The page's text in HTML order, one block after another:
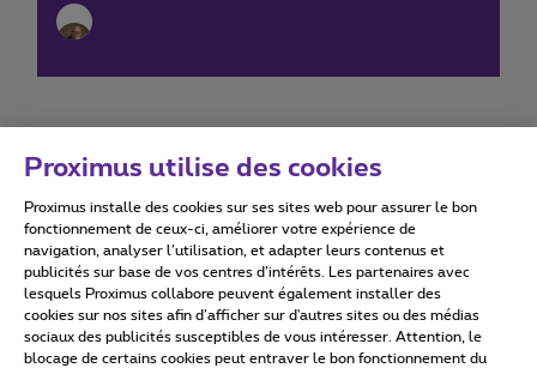
Conditions d'utilisation Accessibility statement
Tous droits réservés. © 2026 Proximus
Proximus utilise des cookies
Proximus installe des cookies sur ses sites web pour assurer le bon
fonctionnement de ceux-ci, améliorer votre expérience de
navigation, analyser l’utilisation, et adapter leurs contenus et
publicités sur base de vos centres d’intérêts. Les partenaires avec
lesquels Proximus collabore peuvent également installer des
cookies sur nos sites afin d’afficher sur d'autres sites ou des médias
sociaux des publicités susceptibles de vous intéresser. Attention, le
blocage de certains cookies peut entraver le bon fonctionnement du